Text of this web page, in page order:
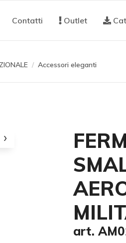
Contatti Outlet
Accessori eleganti
art.